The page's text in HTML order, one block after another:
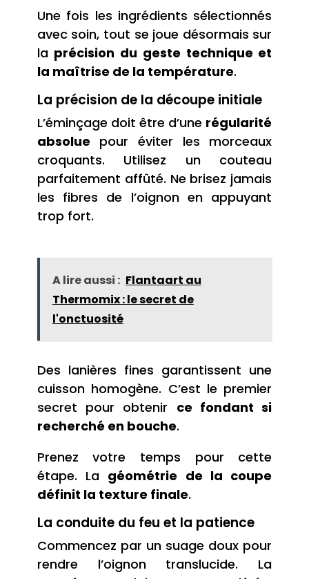
Une fois les ingrédients sélectionnés
avec soin, tout se joue désormais sur
la précision du geste technique et
la maîtrise de la température.
La précision de la découpe initiale
L’éminçage doit être d’une régularité
absolue pour éviter les morceaux
croquants. Utilisez un couteau
parfaitement affûté. Ne brisez jamais
les fibres de l’oignon en appuyant
trop fort.
A lire aussi : Flantaart au
Thermomix : le secret de
l'onctuosité
Des lanières fines garantissent une
cuisson homogène. C’est le premier
secret pour obtenir ce fondant si
recherché en bouche.
Prenez votre temps pour cette
étape. La géométrie de la coupe
définit la texture finale.
La conduite du feu et la patience
Commencez par un suage doux pour
rendre l’oignon translucide. La